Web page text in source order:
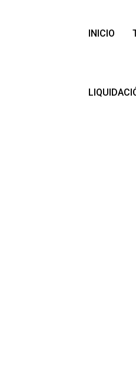
INICIO